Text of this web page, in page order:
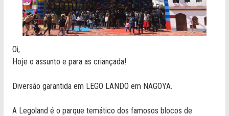
Oi,
Hoje o assunto e para as criançada!
Diversão garantida em LEGO LANDO em NAGOYA.
A Legoland é o parque temático dos famosos blocos de